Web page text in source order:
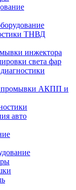
ТНВД
инжектора
света фар
промывки АКПП и
авто